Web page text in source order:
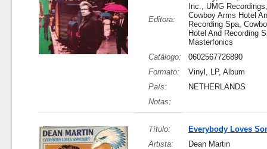
Editora:
Inc., UMG
Cowboy Arms Hotel
Recording Spa,
Hotel And Recording
Masterfonics
Catálogo:
0602567726890
Formato:
Vinyl, LP, Album
País:
NETHERLANDS
Notas:
Título:
Everybody Loves
Artista:
Dean Martin